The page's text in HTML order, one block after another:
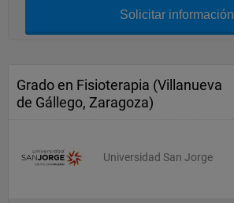
Solicitar información
Grado en Fisioterapia (Villanueva
de Gállego, Zaragoza)
Universidad San Jorge